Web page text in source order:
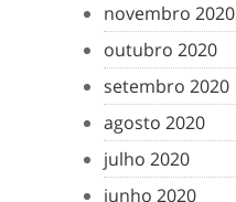
novembro 2020
outubro 2020
setembro 2020
agosto 2020
julho 2020
junho 2020